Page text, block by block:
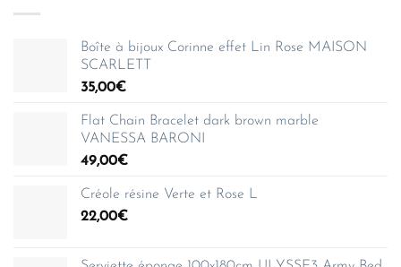
Boîte à bijoux Corinne effet Lin Rose MAISON
SCARLETT
35,00€
Flat Chain Bracelet dark brown marble
VANESSA BARONI
49,00€
Créole résine Verte et Rose L
22,00€